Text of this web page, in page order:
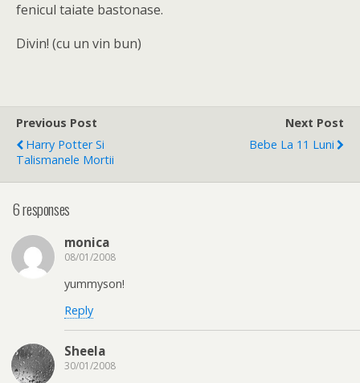
fenicul taiate bastonase.
Divin! (cu un vin bun)
Previous Post
Harry Potter Si
Talismanele Mortii
Next Post
Bebe La 11 Luni
6 responses
monica
08/01/2008
yummyson!
Reply
Sheela
30/01/2008